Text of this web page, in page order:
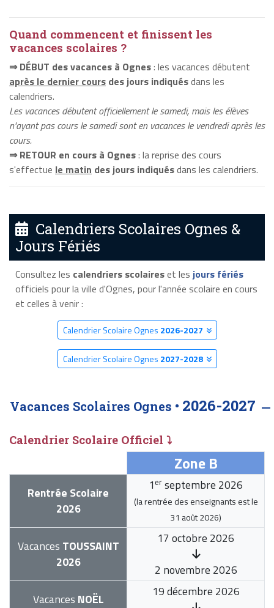
Quand commencent et finissent les
vacances scolaires ?
⇒ DÉBUT des vacances à Ognes: les vacances débutent
après le dernier cours des jours indiquésdans les
calendriers.
Les vacances débutent officiellement le samedi, mais les élèves
n'ayant pas cours le samedi sont en vacances le vendredi après les
cours.
⇒ RETOUR en cours à Ognes: la reprise des cours
s'effectue le matin des jours indiquésdans les calendriers.
Calendriers Scolaires Ognes &
Jours Fériés
Consultez les calendriers scolaireset les jours fériés
officiels pour la ville d'Ognes, pour l'année scolaire en cours
et celles à venir :
Calendrier Scolaire Ognes 2026-2027
Calendrier Scolaire Ognes 2027-2028
Vacances Scolaires Ognes • 2026-2027
Calendrier Scolaire Officiel ⤵
Zone B
Rentrée Scolaire
2026
1 er septembre 2026
(la rentrée des enseignants est le
31 août 2026)
Vacances TOUSSAINT
2026
17 octobre 2026
2 novembre 2026
Vacances NOËL
19 décembre 2026